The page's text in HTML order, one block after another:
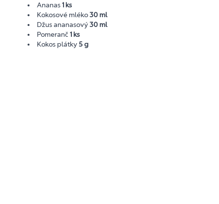
Ananas1 ks
Kokosové mléko30 ml
Džus ananasový30 ml
Pomeranč1 ks
Kokos plátky5 g